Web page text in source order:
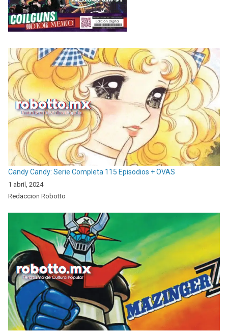
Candy Candy: Serie Completa 115 Episodios + OVAS
1 abril, 2024
Redaccion Robotto